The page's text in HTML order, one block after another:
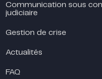
Communication sous
judiciaire
Gestion de crise
Actualités
FAQ